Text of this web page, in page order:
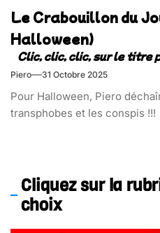
Le Crabouillon du
Halloween)
Piero 31 Octobre 2025
Pour Halloween, Piero
transphobes et les conspis !!!
Cliquez sur la
choix